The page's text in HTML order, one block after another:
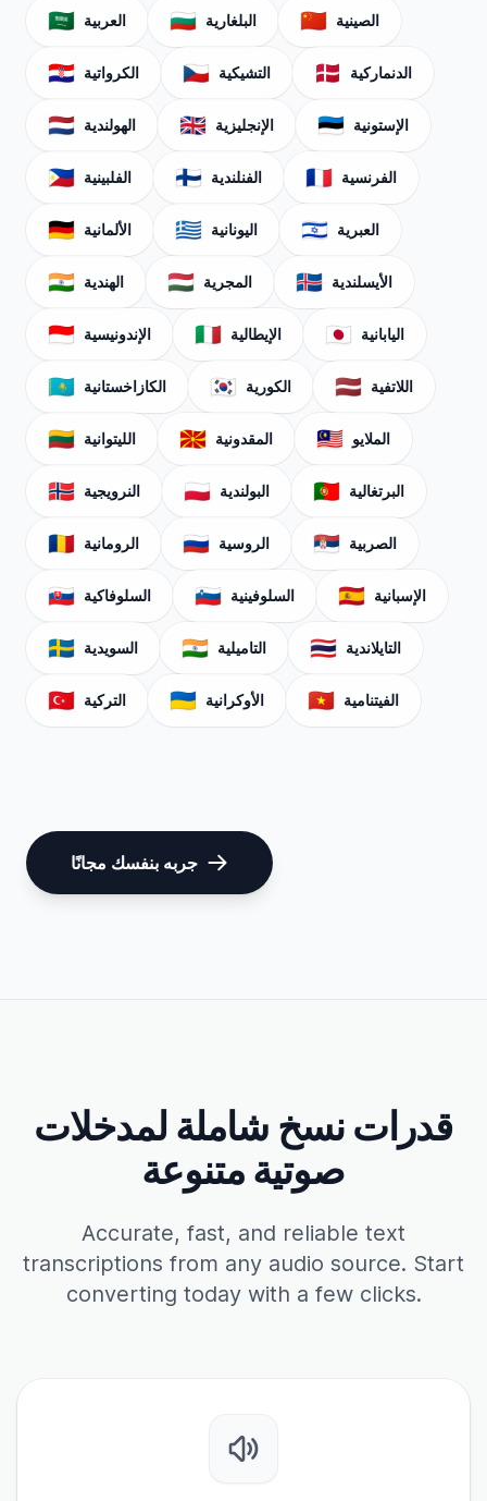
🇸🇦 العربية 🇧🇬 البلغارية 🇨🇳 الصينية
🇭🇷 الكرواتية 🇨🇿 التشيكية 🇩🇰 الدنماركية
🇳🇱 الهولندية 🇬🇧 الإنجليزية 🇪🇪 الإستونية
🇵🇭 الفلبينية 🇫🇮 الفنلندية 🇫🇷 الفرنسية
🇩🇪 الألمانية 🇬🇷 اليونانية 🇮🇱 العبرية
🇮🇳 الهندية 🇭🇺 المجرية 🇮🇸 الأيسلندية
🇮🇩 الإندونيسية 🇮🇹 الإيطالية 🇯🇵 اليابانية
🇰🇿 الكازاخستانية 🇰🇷 الكورية 🇱🇻 اللاتفية
🇱🇹 الليتوانية 🇲🇰 المقدونية 🇲🇾 الملايو
🇳🇴 النرويجية 🇵🇱 البولندية 🇵🇹 البرتغالية
🇷🇴 الرومانية 🇷🇺 الروسية 🇷🇸 الصربية
🇸🇰 السلوفاكية 🇸🇮 السلوفينية 🇪🇸 الإسبانية
🇸🇪 السويدية 🇮🇳 التاميلية 🇹🇭 التايلاندية
🇹🇷 التركية 🇺🇦 الأوكرانية 🇻🇳 الفيتنامية
جربه بنفسك مجانًا
قدرات نسخ شاملة لمدخلات
صوتية متنوعة
Accurate, fast, and reliable text
transcriptions from any audio source. Start
converting today with a few clicks.